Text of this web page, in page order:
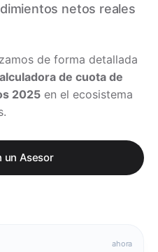
netos reales
de forma detallada
de cuota de
2025 en el ecosistema
un Asesor
ahora